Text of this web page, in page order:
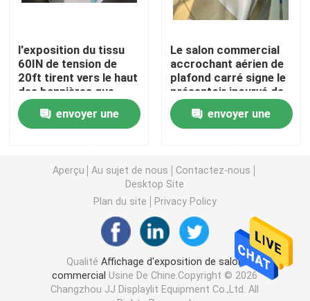
Sautez l'affichage d'exposition
Trade Show Hanging Banner
Caisson lumineux de SEG
Présentoir de voûte
Personnalisé épousant des contextes
l'exposition du tissu
60IN de tension de
20ft tirent vers le haut
des bannières que
PSD sautent des
bannières d'exposition
envoyer une
Le salon commercial
accrochant aérien de
plafond carré signe le
présentoir incurvé de
tissu
envoyer une
Aperçu Au sujet de nous
Contactez-nous
Desktop Site
Plan du site
Privacy Policy
Qualité Affichage d'exposition de salon
commercial Usine De Chine.Copyright © 2026
Changzhou JJ Displaylit Equipment Co.,Ltd. All